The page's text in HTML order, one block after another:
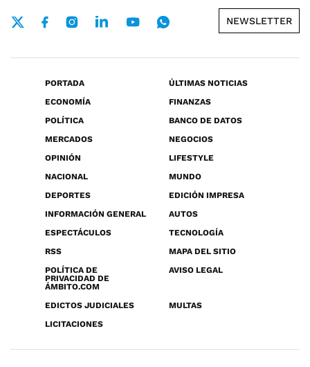
NEWSLETTER
PORTADA
ÚLTIMAS NOTICIAS
ECONOMÍA
FINANZAS
POLÍTICA
BANCO DE DATOS
MERCADOS
NEGOCIOS
OPINIÓN
LIFESTYLE
NACIONAL
MUNDO
DEPORTES
EDICIÓN IMPRESA
INFORMACIÓN GENERAL
AUTOS
ESPECTÁCULOS
TECNOLOGÍA
RSS
MAPA DEL SITIO
POLÍTICA DE
PRIVACIDAD DE
ÁMBITO.COM
AVISO LEGAL
EDICTOS JUDICIALES
MULTAS
LICITACIONES